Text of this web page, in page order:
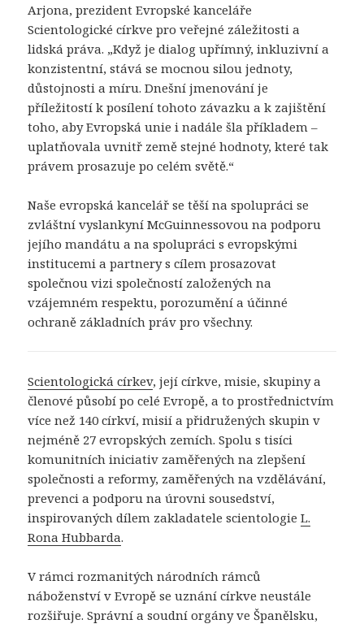
Arjona, prezident Evropské kanceláře
Scientologické církve pro veřejné záležitosti a
lidská práva. „Když je dialog upřímný, inkluzivní a
konzistentní, stává se mocnou silou jednoty,
důstojnosti a míru. Dnešní jmenování je
příležitostí k posílení tohoto závazku a k zajištění
toho, aby Evropská unie i nadále šla příkladem –
uplatňovala uvnitř země stejné hodnoty, které tak
právem prosazuje po celém světě.“
Naše evropská kancelář se těší na spolupráci se
zvláštní vyslankyní McGuinnessovou na podporu
jejího mandátu a na spolupráci s evropskými
institucemi a partnery s cílem prosazovat
společnou vizi společností založených na
vzájemném respektu, porozumění a účinné
ochraně základních práv pro všechny.
Scientologická církev, její církve, misie, skupiny a
členové působí po celé Evropě, a to prostřednictvím
více než 140 církví, misií a přidružených skupin v
nejméně 27 evropských zemích. Spolu s tisíci
komunitních iniciativ zaměřených na zlepšení
společnosti a reformy, zaměřených na vzdělávání,
prevenci a podporu na úrovni sousedství,
inspirovaných dílem zakladatele scientologieL.
Rona Hubbarda.
V rámci rozmanitých národních rámců
náboženství v Evropě se uznání církve neustále
rozšiřuje. Správní a soudní orgány ve Španělsku,